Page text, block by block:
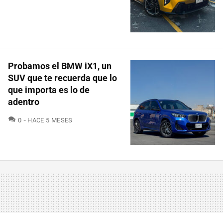
Probamos el BMW iX1, un
SUV que te recuerda que lo
que importa es lo de
adentro
0 COMENTARIOS
HACE 5 MESES